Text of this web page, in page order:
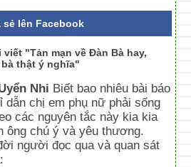
sẻ lên Facebook
"Tản mạn về Đàn Bà hay,
thật ý nghĩa"
Nhi Biết bao nhiêu bài báo
dẫn chị em phụ nữ phải sống
các nguyên tắc này kia kia
ông chú ý và yêu thương.
người đọc qua và quan sát